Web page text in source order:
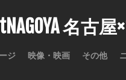
名
ジ 映像・映画 その他